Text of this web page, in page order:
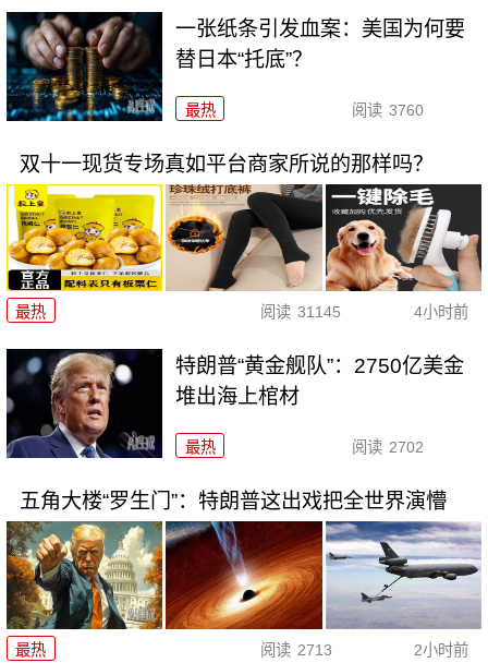
一张纸条引发血案：美国为何要
替日本“托底”？
最热 阅读 3760
双十一现货专场真如平台商家所说的那样吗？
最热 阅读 31145 4小时前
特朗普“黄金舰队”：2750亿美金
堆出海上棺材
最热 阅读 2702
五角大楼“罗生门”：特朗普这出戏把全世界演懵
最热 阅读 2713 2小时前